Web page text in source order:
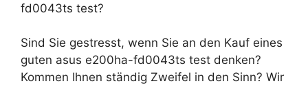
fd0043ts test?
Sind Sie gestresst, wenn Sie an den Kauf eines
guten asus e200ha-fd0043ts test denken?
Kommen Ihnen ständig Zweifel in den Sinn? Wir